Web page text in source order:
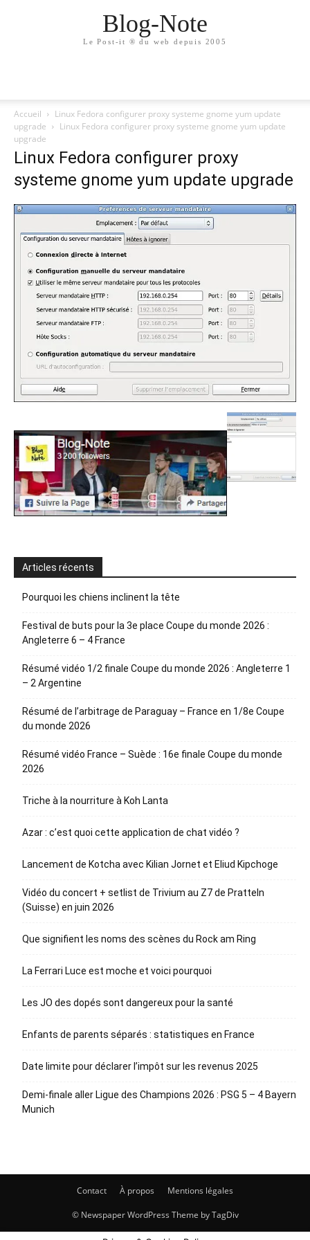
Blog-Note
Le Post-it ® du web depuis 2005
Accueil
Linux Fedora configurer proxy systeme gnome yum update
upgrade
Linux Fedora configurer proxy systeme gnome yum update
upgrade
Linux Fedora configurer proxy
systeme gnome yum update upgrade
Articles récents
Pourquoi les chiens inclinent la tête
Festival de buts pour la 3e place Coupe du monde 2026 :
Angleterre 6 – 4 France
Résumé vidéo 1/2 finale Coupe du monde 2026 : Angleterre 1
– 2 Argentine
Résumé de l’arbitrage de Paraguay – France en 1/8e Coupe
du monde 2026
Résumé vidéo France – Suède : 16e finale Coupe du monde
2026
Triche à la nourriture à Koh Lanta
Azar : c’est quoi cette application de chat vidéo ?
Lancement de Kotcha avec Kilian Jornet et Eliud Kipchoge
Vidéo du concert + setlist de Trivium au Z7 de Pratteln
(Suisse) en juin 2026
Que signifient les noms des scènes du Rock am Ring
La Ferrari Luce est moche et voici pourquoi
Les JO des dopés sont dangereux pour la santé
Enfants de parents séparés : statistiques en France
Date limite pour déclarer l’impôt sur les revenus 2025
Demi-finale aller Ligue des Champions 2026 : PSG 5 – 4 Bayern
Munich
Contact À propos Mentions légales
© Newspaper WordPress Theme by TagDiv